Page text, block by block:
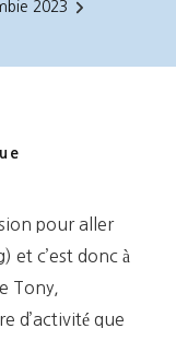
2023
pour aller
et c’est donc à
Tony,
d’activité que